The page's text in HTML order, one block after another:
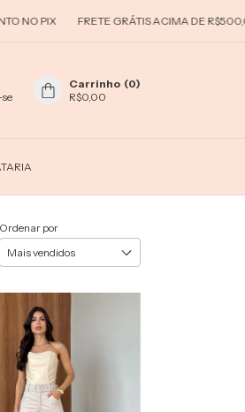
FRETE GRÁTIS ACIMA DE R$500,00
Carrinho (0)
R$0,00
Ordenar por